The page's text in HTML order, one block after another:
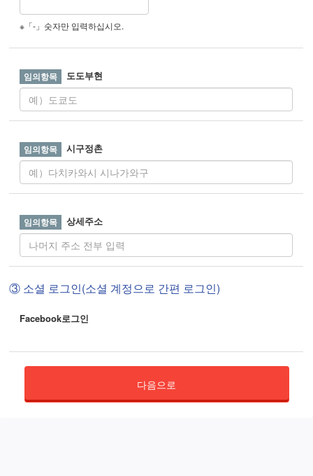
※「-」숫자만 입력하십시오.
도도부현
시구정촌
상세주소
③ 소셜 로그인(소셜 계정으로 간편 로그인)
Facebook로그인